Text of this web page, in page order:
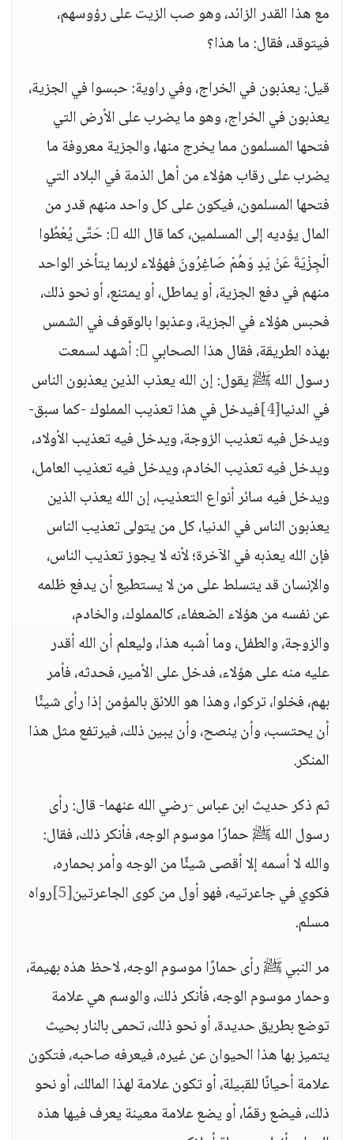
مع هذا القدر الزائد، وهو صب الزيت على رؤوسهم،
فيتوقد، فقال: ما هذا؟
قيل: يعذبون في الخراج، وفي راوية: حبسوا في الجزية،
يعذبون في الخراج، وهو ما يضرب على الأرض التي
فتحها المسلمون مما يخرج منها، والجزية معروفة ما
يضرب على رقاب هؤلاء من أهل الذمة في البلاد التي
فتحها المسلمون، فيكون على كل واحد منهم قدر من
المال يؤديه إلى المسلمين، كما قال الله : حَتَّى يُعْطُوا
الْجِزْيَةَ عَنْ يَدٍ وَهُمْ صَاغِرُونَ فهؤلاء لربما يتأخر الواحد
منهم في دفع الجزية، أو يماطل، أو يمتنع، أو نحو ذلك،
فحبس هؤلاء في الجزية، وعذبوا بالوقوف في الشمس
بهذه الطريقة، فقال هذا الصحابي : أشهد لسمعت
رسول الله ﷺ يقول: إن الله يعذب الذين يعذبون الناس
في الدنيا[4] فيدخل في هذا تعذيب المملوك -كما سبق-
ويدخل فيه تعذيب الزوجة، ويدخل فيه تعذيب الأولاد،
ويدخل فيه تعذيب الخادم، ويدخل فيه تعذيب العامل،
ويدخل فيه سائر أنواع التعذيب، إن الله يعذب الذين
يعذبون الناس في الدنيا، كل من يتولى تعذيب الناس
فإن الله يعذبه في الآخرة؛ لأنه لا يجوز تعذيب الناس،
والإنسان قد يتسلط على من لا يستطيع أن يدفع ظلمه
عن نفسه من هؤلاء الضعفاء، كالمملوك، والخادم،
والزوجة، والطفل، وما أشبه هذا، وليعلم أن الله أقدر
عليه منه على هؤلاء، فدخل على الأمير، فحدثه، فأمر
بهم، فخلوا، تركوا، وهذا هو اللائق بالمؤمن إذا رأى شيئًا
أن يحتسب، وأن ينصح، وأن يبين ذلك، فيرتفع مثل هذا
المنكر.
ثم ذكر حديث ابن عباس -رضي الله عنهما- قال: رأى
رسول الله ﷺ حمارًا موسوم الوجه، فأنكر ذلك، فقال:
والله لا أسمه إلا أقصى شيئًا من الوجه وأمر بحماره،
فكوي في جاعرتيه، فهو أول من كوى الجاعرتين[5] رواه
مسلم.
مر النبي ﷺ رأى حمارًا موسوم الوجه، لاحظ هذه بهيمة،
وحمار موسوم الوجه، فأنكر ذلك، والوسم هي علامة
توضع بطريق حديدة، أو نحو ذلك، تحمى بالنار بحيث
يتميز بها هذا الحيوان عن غيره، فيعرفه صاحبه، فتكون
علامة أحيانًا للقبيلة، أو تكون علامة لهذا المالك، أو نحو
ذلك، فيضع رقمًا، أو يضع علامة معينة يعرف فيها هذه